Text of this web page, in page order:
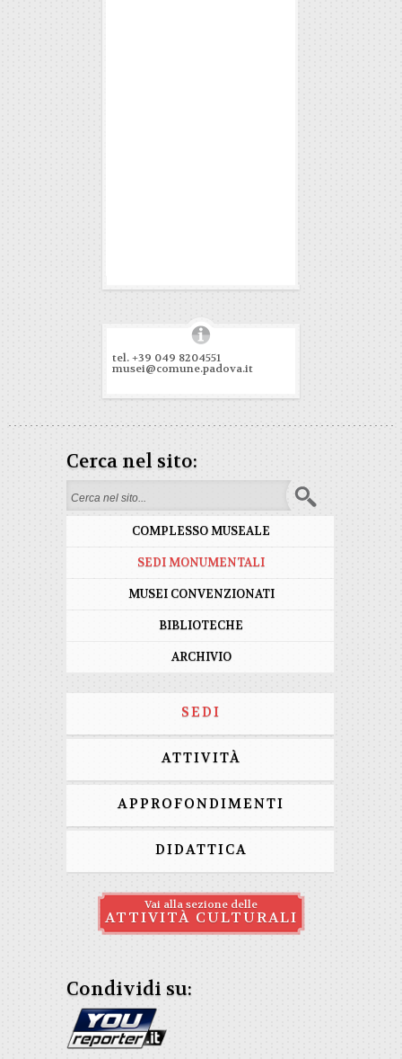
tel. +39 049 8204551
musei@comune.padova.it
Cerca nel sito:
Form di ricerca
COMPLESSO MUSEALE
SEDI MONUMENTALI
MUSEI CONVENZIONATI
BIBLIOTECHE
ARCHIVIO
SEDI
ATTIVITÀ
APPROFONDIMENTI
DIDATTICA
Vai alla sezione delle
ATTIVITÀ CULTURALI
Condividi su: